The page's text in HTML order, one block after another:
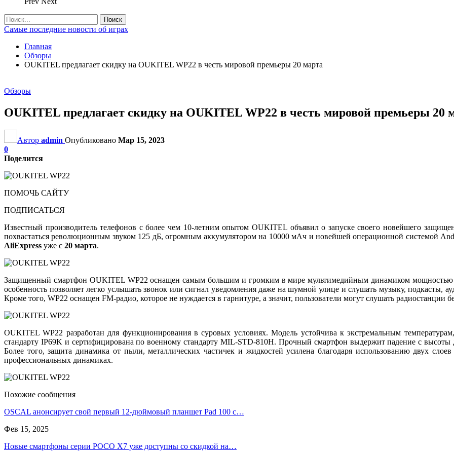
Самые последние новости об играх
Главная
Обзоры
OUKITEL предлагает скидку на OUKITEL WP22 в честь мировой премьеры 20 марта
Обзоры
OUKITEL предлагает скидку на OUKITEL WP22 в честь мировой премьеры 20
Автор admin Опубликовано Мар 15, 2023
0
Поделится
ПОМОЧЬ САЙТУ
ПОДПИСАТЬСЯ
Известный производитель телефонов с более чем 10-летним опытом OUKITEL объявил о запуске своего новейшего
похвастаться революционным звуком 125 дБ, огромным аккумулятором на 10000 мАч и новейшей операционной системой
AliExpress уже с 20 марта.
Защищенный смартфон OUKITEL WP22 оснащен самым большим и громким в мире мультимедийным динамиком мощностью
особенность позволяет легко услышать звонок или сигнал уведомления даже на шумной улице и слушать музыку, подкасты,
Кроме того, WP22 оснащен FM-радио, которое не нуждается в гарнитуре, а значит, пользователи могут слушать радиостанции
OUKITEL WP22 разработан для функционирования в суровых условиях. Модель устойчива к экстремальным
стандарту IP69K и сертифицирована по военному стандарту MIL-STD-810H. Прочный смартфон выдержит падение с
Более того, защита динамика от пыли, металлических частичек и жидкостей усилена благодаря использованию двух
профессиональных динамиках.
Похожие сообщения
OSCAL анонсирует свой первый 12-дюймовый планшет Pad 100 с…
Фев 15, 2025
Новые смартфоны серии POCO X7 уже доступны со скидкой на…